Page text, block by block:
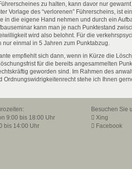
zu halten, kann davor nur
Vorlage des “verlorenen” Führerscheins, ist
in die eigene Hand nehmen und durch ein
kann man je nach Punktestand
wird also belohnt. Für die
einmal in 5 Jahren zum Punktabzug.
empfiehlt sich dann, wenn in Kürze die
für die bereits angesammelten
geworden sind. Im Rahmen des
stehe ich Ihnen
9:00 bis 18:00 Uhr
bis 14:00 Uhr
Besuchen Sie
Xing
Facebook